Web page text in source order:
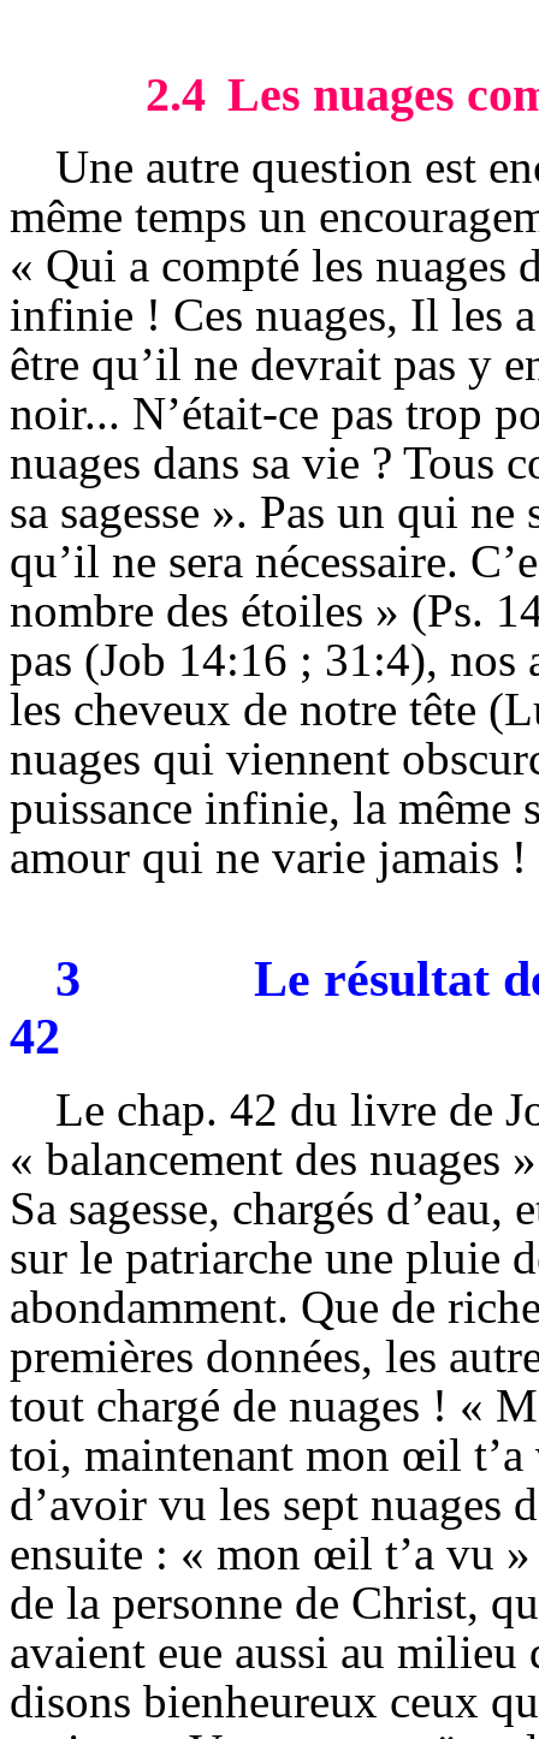
2.4 Les nuages
Une autre question est
même temps un
« Qui a compté les nuages
infinie ! Ces nuages, Il les
être qu’il ne devrait pas y
noir... N’était-ce pas trop
nuages dans sa vie ? Tous
sa sagesse ». Pas un qui
qu’il ne sera nécessaire.
nombre des étoiles » (Ps.
pas (Job 14:16 ; 31:4), nos
les cheveux de notre tête
nuages qui viennent
puissance infinie, la même
amour qui ne varie jamais !
3
Le résultat
42
Le chap. 42 du livre de
« balancement des nuages
Sa sagesse, chargés
sur le patriarche une pluie
abondamment. Que de
premières données, les
tout chargé de nuages ! «
toi, maintenant mon œil
d’avoir vu les sept nuages
ensuite : « mon œil t’a vu
de la personne de Christ,
avaient eue aussi au
disons bienheureux ceux